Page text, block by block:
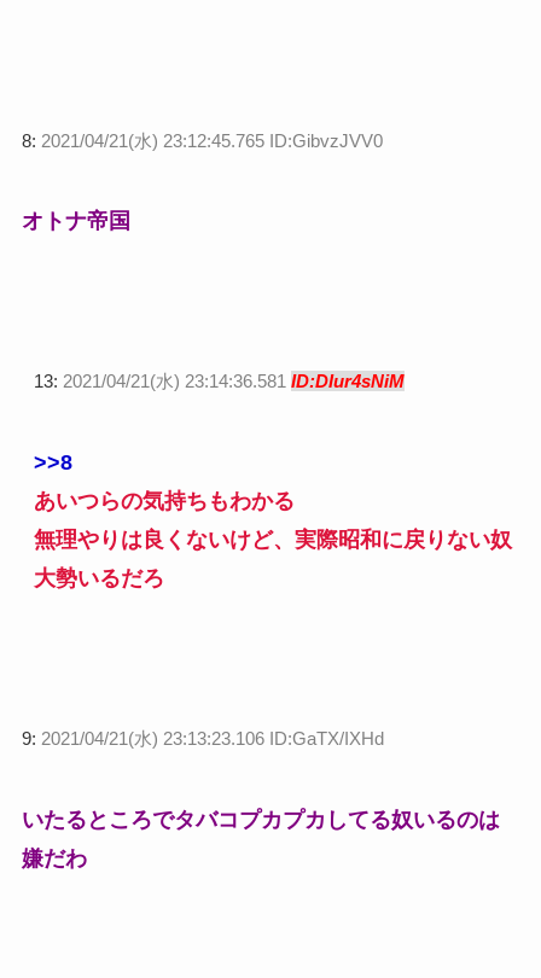
8: 2021/04/21(水) 23:12:45.765 ID:GibvzJVV0
オトナ帝国
13: 2021/04/21(水) 23:14:36.581 ID:DIur4sNiM
>>8
あいつらの気持ちもわかる
無理やりは良くないけど、実際昭和に戻りない奴
大勢いるだろ
9: 2021/04/21(水) 23:13:23.106 ID:GaTX/IXHd
いたるところでタバコプカプカしてる奴いるのは
嫌だわ